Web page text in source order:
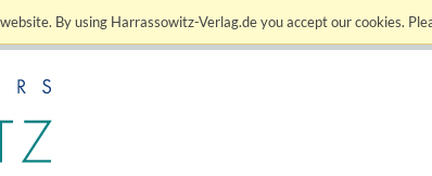
By using Harrassowitz-Verlag.de you accept our cookies.